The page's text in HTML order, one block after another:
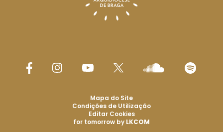
Mapa do Site
Condições de Utilização
Editar Cookies
for tomorrow by LKCOM